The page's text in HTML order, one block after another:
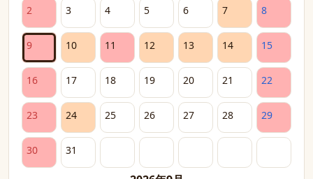
2 3 4 5 6 7 8
9 10 11 12 13 14 15
16 17 18 19 20 21 22
23 24 25 26 27 28 29
30 31